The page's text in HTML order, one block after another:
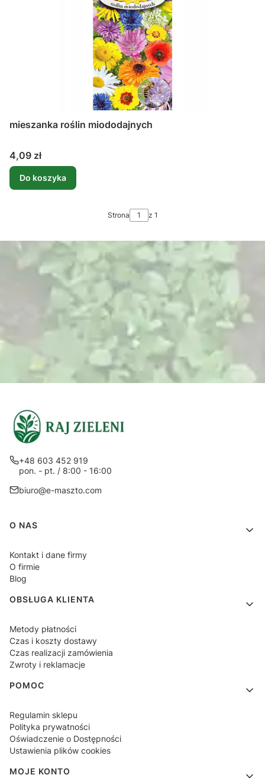
mieszanka roślin miododajnych
Cena
4,09 zł
Do koszyka
Strona z 1
+48 603 452 919
pon. - pt. / 8:00 - 16:00
biuro@e-maszto.com
Linki w stopce
O NAS
Kontakt i dane firmy
O firmie
Blog
OBSŁUGA KLIENTA
Metody płatności
Czas i koszty dostawy
Czas realizacji zamówienia
Zwroty i reklamacje
POMOC
Regulamin sklepu
Polityka prywatności
Oświadczenie o Dostępności
Ustawienia plików cookies
MOJE KONTO